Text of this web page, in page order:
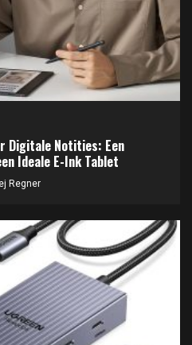
Digitale Notities: Een
Ideale E-Ink Tablet
Regner